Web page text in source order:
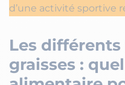
d’une activité sportive
Les
graisses :